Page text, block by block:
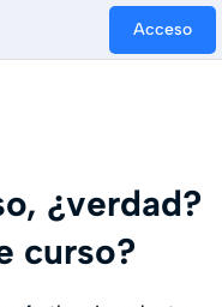
Acceso
¿verdad?
curso?